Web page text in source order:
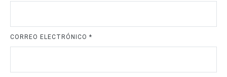
CORREO ELECTRÓNICO *